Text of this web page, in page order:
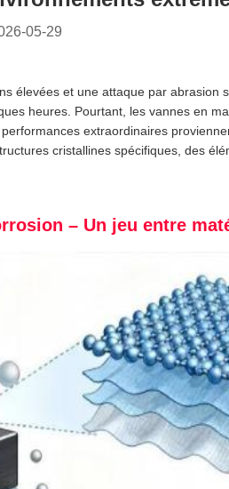
05-29
élevées et une attaque par abrasion
heures. Pourtant, les vannes en
extraordinaires
cristallines spécifiques, des
– Un jeu entre